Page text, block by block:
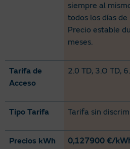
siempre al
todos los días de
Precio estable
meses.
Tarifa de
Acceso
2.0 TD, 3.O TD,
Tipo Tarifa Tarifa sin
Precios kWh 0,127900 €/